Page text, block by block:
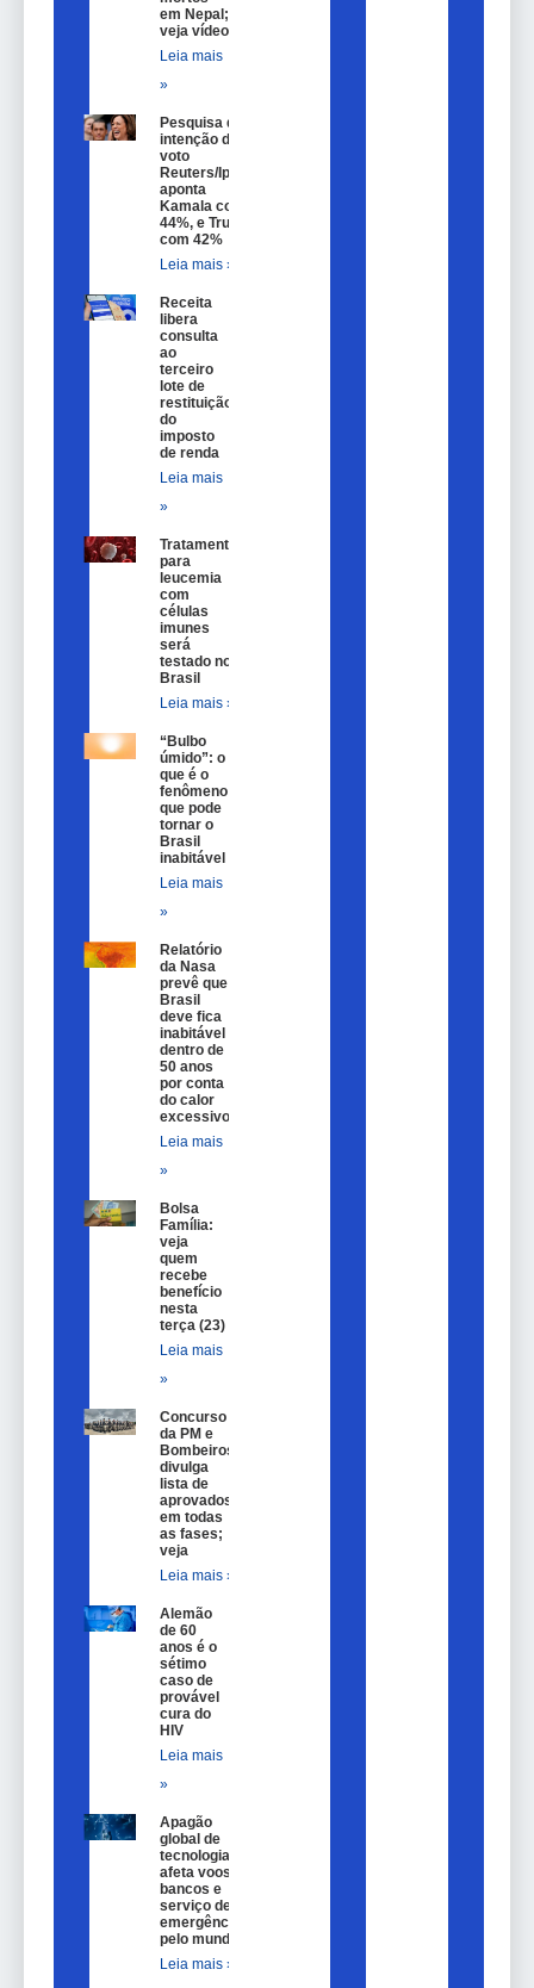
em Nepal;
veja vídeo
Leia mais
»
Pesquisa de
intenção de
voto
Reuters/Ipsos
aponta
Kamala com
44%, e Trump
com 42%
Leia mais »
Receita
libera
consulta
ao
terceiro
lote de
restituição
do
imposto
de renda
Leia mais
»
Tratamento
para
leucemia
com
células
imunes
será
testado no
Brasil
Leia mais »
“Bulbo
úmido”: o
que é o
fenômeno
que pode
tornar o
Brasil
inabitável
Leia mais
»
Relatório
da Nasa
prevê que
Brasil
deve fica
inabitável
dentro de
50 anos
por conta
do calor
excessivo
Leia mais
»
Bolsa
Família:
veja
quem
recebe
benefício
nesta
terça (23)
Leia mais
»
Concurso
da PM e
Bombeiros
divulga
lista de
aprovados
em todas
as fases;
veja
Leia mais »
Alemão
de 60
anos é o
sétimo
caso de
provável
cura do
HIV
Leia mais
»
Apagão
global de
tecnologia
afeta voos,
bancos e
serviço de
emergência
pelo mundo
Leia mais »